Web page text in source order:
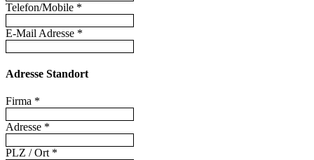
Telefon/Mobile *
E-Mail Adresse *
Adresse Standort
Firma *
Adresse *
PLZ / Ort *